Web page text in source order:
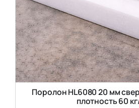
Поролон HL6080 20 мм
плотность 60